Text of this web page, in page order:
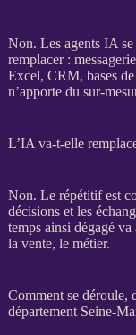
Non. Les agents IA
remplacer :
Excel, CRM, bases
n’apporte du sur-
L’IA va-t-elle
Non. Le répétitif est
décisions et les
temps ainsi dégagé
la vente, le métier.
Comment se déroule,
département Seine-